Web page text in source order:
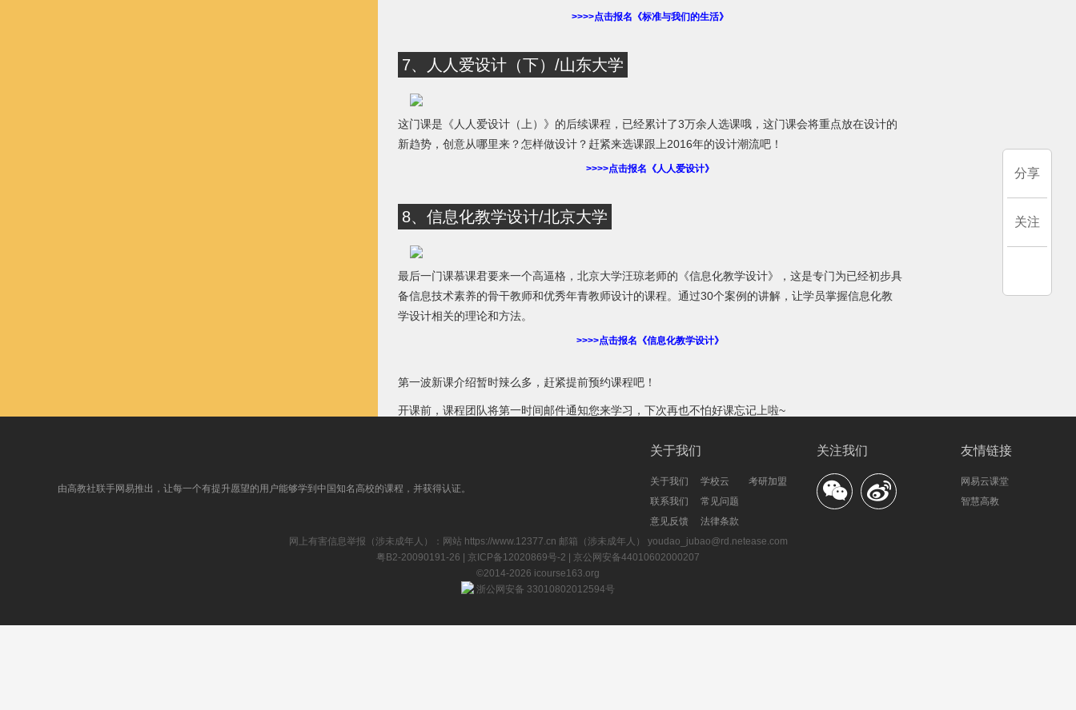
>>>>点击报名《标准与我们的生活》
7、人人爱设计（下）/山东大学
这门课是《人人爱设计（上）》的后续课程，已经累计了3万余人选课哦，这门课会将重点放在设计的
新趋势，创意从哪里来？怎样做设计？赶紧来选课跟上2016年的设计潮流吧！
>>>>点击报名《人人爱设计》
8、信息化教学设计/北京大学
最后一门课慕课君要来一个高逼格，北京大学汪琼老师的《信息化教学设计》，这是专门为已经初步具
备信息技术素养的骨干教师和优秀年青教师设计的课程。通过30个案例的讲解，让学员掌握信息化教
学设计相关的理论和方法。
>>>>点击报名《信息化教学设计》
第一波新课介绍暂时辣么多，赶紧提前预约课程吧！
开课前，课程团队将第一时间邮件通知您来学习，下次再也不怕好课忘记上啦~
由高教社联手网易推出，让每一个有提升愿望的用户能够学到中国知名高校的课程，并获得认证。
友情链接
网易云课堂
智慧高教
关注我们
关于我们
关于我们
学校云
联系我们
常见问题
意见反馈
法律条款
考研加盟
网上有害信息举报（涉未成年人）：网站 https://www.12377.cn 邮箱（涉未成年人） youdao_jubao@rd.netease.com
粤B2-20090191-26
| 京ICP备12020869号-2 | 京公网安备44010602000207
©2014-2026 icourse163.org
浙公网安备 33010802012594号
分享
关注